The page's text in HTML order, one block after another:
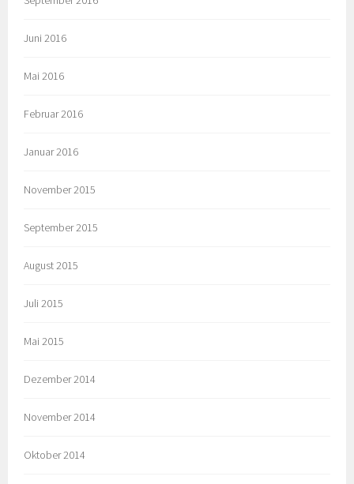
Juni 2016
Mai 2016
Februar 2016
Januar 2016
November 2015
September 2015
August 2015
Juli 2015
Mai 2015
Dezember 2014
November 2014
Oktober 2014